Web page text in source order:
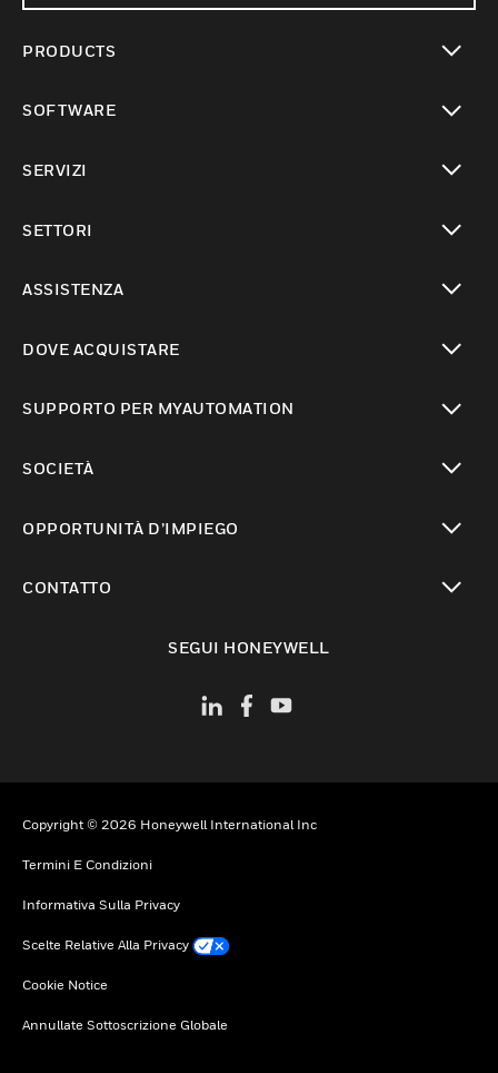
PRODUCTS
SOFTWARE
SERVIZI
SETTORI
ASSISTENZA
DOVE ACQUISTARE
SUPPORTO PER MYAUTOMATION
SOCIETÀ
OPPORTUNITÀ D’IMPIEGO
CONTATTO
SEGUI HONEYWELL
Copyright © 2026 Honeywell International Inc
Termini E Condizioni
Informativa Sulla Privacy
Scelte Relative Alla Privacy
Cookie Notice
Annullate Sottoscrizione Globale